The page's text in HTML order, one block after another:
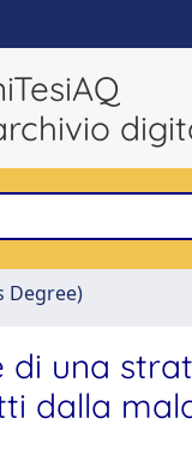
Degree)
una
dalla